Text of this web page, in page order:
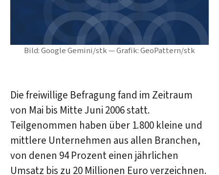
Bild: Google Gemini/stk — Grafik: GeoPattern/stk
Die freiwillige Befragung fand im Zeitraum
von Mai bis Mitte Juni 2006 statt.
Teilgenommen haben über 1.800 kleine und
mittlere Unternehmen aus allen Branchen,
von denen 94 Prozent einen jährlichen
Umsatz bis zu 20 Millionen Euro verzeichnen.